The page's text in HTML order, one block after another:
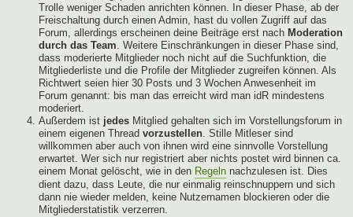
Trolle weniger Schaden anrichten können. In dieser Phase, ab der
Freischaltung durch einen Admin, hast du vollen Zugriff auf das
Forum, allerdings erscheinen deine Beiträge erst nach Moderation
durch das Team. Weitere Einschränkungen in dieser Phase sind,
dass moderierte Mitglieder noch nicht auf die Suchfunktion, die
Mitgliederliste und die Profile der Mitglieder zugreifen können. Als
Richtwert seien hier 30 Posts und 3 Wochen Anwesenheit im
Forum genannt: bis man das erreicht wird man idR mindestens
moderiert.
Außerdem ist jedes Mitglied gehalten sich im Vorstellungsforum in
einem eigenen Thread vorzustellen. Stille Mitleser sind
willkommen aber auch von ihnen wird eine sinnvolle Vorstellung
erwartet. Wer sich nur registriert aber nichts postet wird binnen ca.
einem Monat gelöscht, wie in den Regeln nachzulesen ist. Dies
dient dazu, dass Leute, die nur einmalig reinschnuppern und sich
dann nie wieder melden, keine Nutzernamen blockieren oder die
Mitgliederstatistik verzerren.